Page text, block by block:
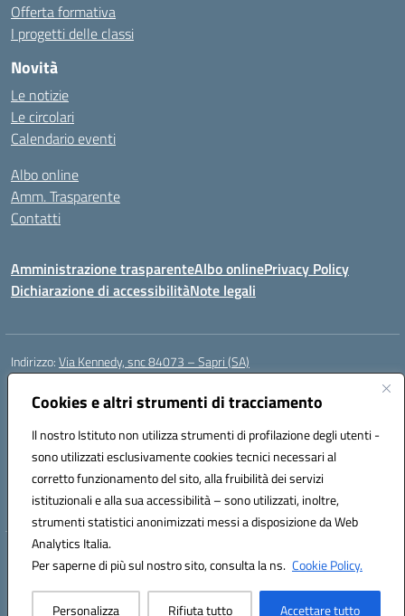
Cookies e altri strumenti di tracciamento
Il nostro Istituto non utilizza strumenti di profilazione degli utenti -
sono utilizzati esclusivamente cookies tecnici necessari al
corretto funzionamento del sito, alla fruibilità dei servizi
istituzionali e alla sua accessibilità – sono utilizzati, inoltre,
strumenti statistici anonimizzati messi a disposizione da Web
Analytics Italia.
Per saperne di più sul nostro sito, consulta la ns. Cookie Policy.
Personalizza Rifiuta tutto Accettare tutto
Offerta formativa
I progetti delle classi
Novità
Le notizie
Le circolari
Calendario eventi
Albo online
Amm. Trasparente
Contatti
Amministrazione trasparenteAlbo onlinePrivacy Policy
Dichiarazione di accessibilitàNote legali
Indirizzo:Via Kennedy, snc 84073 – Sapri (SA)
Centralino:
Posta elettronica certificata (PEC):saic878008@pec.istruzione.it
Codice fiscale: 84002700650
Codice meccanografico:SAIC878008
Codice Indice delle Pubbliche Amministrazioni (IPA): istsc_saic878008
Codice unico di fatturazione (CUF): UFYPHY
Hosting & Powered by 3D Solution S.r.l.
Concept & Design by Designers Italia